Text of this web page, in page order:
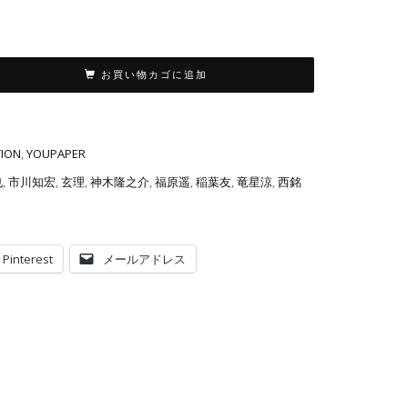
お買い物カゴに追加
,YOUPAPER
,市川知宏,玄理,神木隆之介,福原遥,稲葉友,竜星涼,西銘
Pinterest メールアドレス